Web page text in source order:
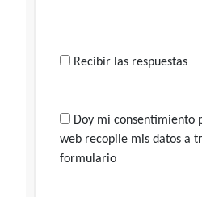
Recibir las respuestas
Doy mi consentimiento
web recopile mis datos a
formulario